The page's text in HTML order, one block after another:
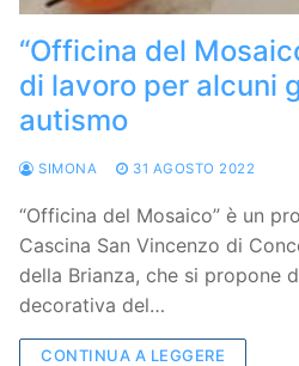
“Officina del
di lavoro per alcuni
autismo
SIMONA 31 AGOSTO 2022
“Officina del Mosaico” è un
Cascina San Vincenzo di
della Brianza, che si propone
decorativa del…
CONTINUA A LEGGERE